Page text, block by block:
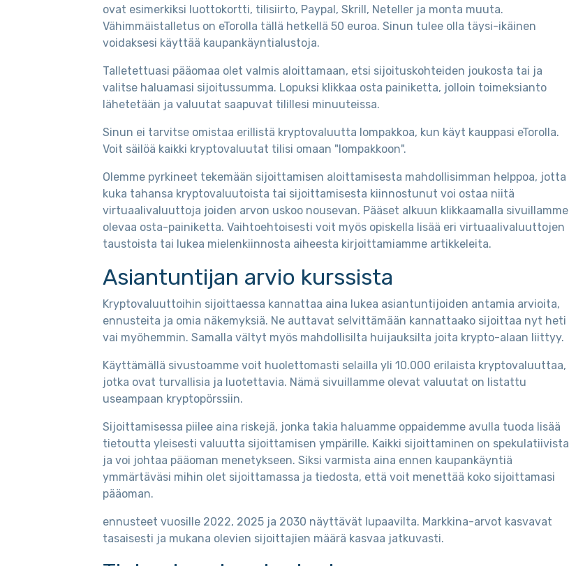
ovat esimerkiksi luottokortti, tilisiirto, Paypal, Skrill, Neteller ja monta muuta.
Vähimmäistalletus on eTorolla tällä hetkellä 50 euroa. Sinun tulee olla täysi-ikäinen
voidaksesi käyttää kaupankäyntialustoja.
Talletettuasi pääomaa olet valmis aloittamaan, etsi sijoituskohteiden joukosta tai ja
valitse haluamasi sijoitussumma. Lopuksi klikkaa osta painiketta, jolloin toimeksianto
lähetetään ja valuutat saapuvat tilillesi minuuteissa.
Sinun ei tarvitse omistaa erillistä kryptovaluutta lompakkoa, kun käyt kauppasi eTorolla.
Voit säilöä kaikki kryptovaluutat tilisi omaan "lompakkoon".
Olemme pyrkineet tekemään sijoittamisen aloittamisesta mahdollisimman helppoa, jotta
kuka tahansa kryptovaluutoista tai sijoittamisesta kiinnostunut voi ostaa niitä
virtuaalivaluuttoja joiden arvon uskoo nousevan. Pääset alkuun klikkaamalla sivuillamme
olevaa osta-painiketta. Vaihtoehtoisesti voit myös opiskella lisää eri virtuaalivaluuttojen
taustoista tai lukea mielenkiinnosta aiheesta kirjoittamiamme artikkeleita.
Asiantuntijan arvio kurssista
Kryptovaluuttoihin sijoittaessa kannattaa aina lukea asiantuntijoiden antamia arvioita,
ennusteita ja omia näkemyksiä. Ne auttavat selvittämään kannattaako sijoittaa nyt heti
vai myöhemmin. Samalla vältyt myös mahdollisilta huijauksilta joita krypto-alaan liittyy.
Käyttämällä sivustoamme voit huolettomasti selailla yli 10.000 erilaista kryptovaluuttaa,
jotka ovat turvallisia ja luotettavia. Nämä sivuillamme olevat valuutat on listattu
useampaan kryptopörssiin.
Sijoittamisessa piilee aina riskejä, jonka takia haluamme oppaidemme avulla tuoda lisää
tietoutta yleisesti valuutta sijoittamisen ympärille. Kaikki sijoittaminen on spekulatiivista
ja voi johtaa pääoman menetykseen. Siksi varmista aina ennen kaupankäyntiä
ymmärtäväsi mihin olet sijoittamassa ja tiedosta, että voit menettää koko sijoittamasi
pääoman.
ennusteet vuosille 2022, 2025 ja 2030 näyttävät lupaavilta. Markkina-arvot kasvavat
tasaisesti ja mukana olevien sijoittajien määrä kasvaa jatkuvasti.